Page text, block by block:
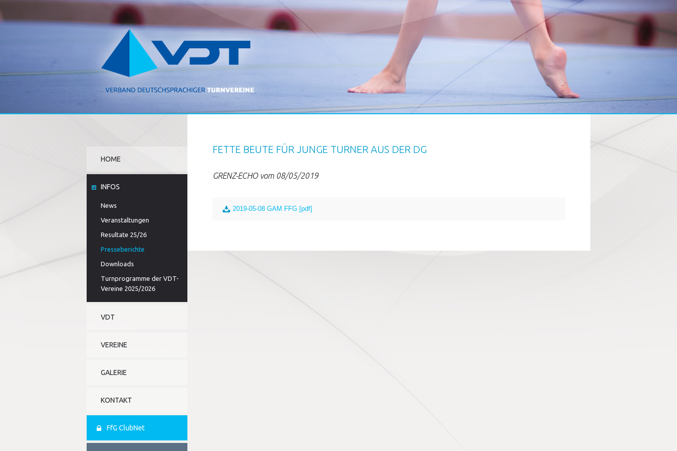
HOME
INFOS
News
Veranstaltungen
Resultate 25/26
Presseberichte
Downloads
Turnprogramme der VDT-
Vereine 2025/2026
VDT
VEREINE
GALERIE
KONTAKT
FfG ClubNet
FETTE BEUTE FÜR JUNGE TURNER AUS DER DG
GRENZ-ECHO vom 08/05/2019
2019-05-08 GAM FFG [pdf]